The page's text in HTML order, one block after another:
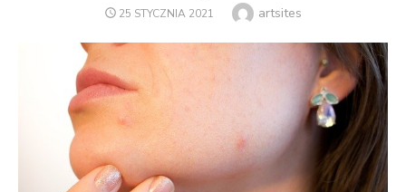
POSTED
25 STYCZNIA 2021 Author
artsites